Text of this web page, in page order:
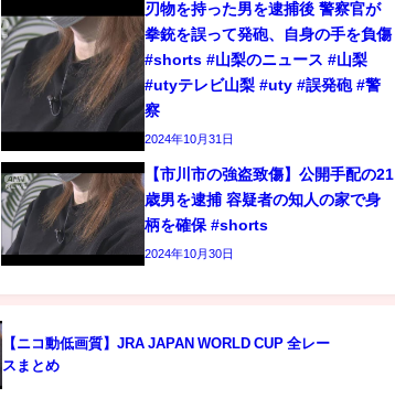
刃物を持った男を逮捕後 警察官が
拳銃を誤って発砲、自身の手を負傷
#shorts #山梨のニュース #山梨
#utyテレビ山梨 #uty #誤発砲 #警
察
2024年10月31日
【市川市の強盗致傷】公開手配の21
歳男を逮捕 容疑者の知人の家で身
柄を確保 #shorts
2024年10月30日
【ニコ動低画質】JRA JAPAN WORLD CUP 全レー
スまとめ